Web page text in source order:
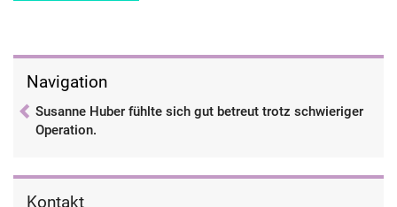
Navigation
Susanne Huber fühlte sich gut betreut trotz schwieriger
Operation.
Kontakt